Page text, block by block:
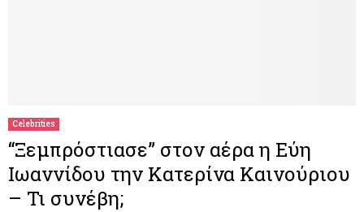
Celebrities
“Ξεμπρόστιασε” στον αέρα η Εύη
Ιωαννίδου την Κατερίνα Καινούριου
– Τι συνέβη;